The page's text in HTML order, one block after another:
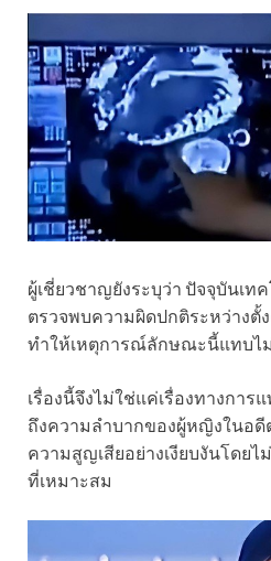
ผู้เชี่ยวชาญยังระบุว่า ปัจจุบันเท
ตรวจพบความผิดปกติระหว่างตั้
ทำให้เหตุการณ์ลักษณะนี้แทบไ
เรื่องนี้จึงไม่ใช่แค่เรื่องทางกา
ถึงความลำบากของผู้หญิงในอดี
ความสูญเสียอย่างเงียบงันโดย
ที่เหมาะสม